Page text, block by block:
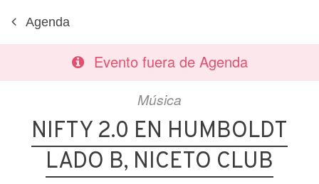
Agenda
Evento fuera de Agenda
Música
NIFTY 2.0 EN HUMBOLDT
LADO B, NICETO CLUB